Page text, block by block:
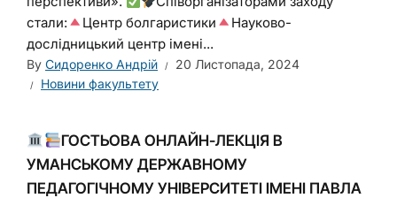
стали:
Центр болгаристики
Науково-
дослідницький центр імені...
By Сидоренко Андрій
20 Листопада, 2024
Новини факультету
ГОСТЬОВА ОНЛАЙН-ЛЕКЦІЯ В
УМАНСЬКОМУ ДЕРЖАВНОМУ
ПЕДАГОГІЧНОМУ УНІВЕРСИТЕТІ ІМЕНІ ПАВЛА